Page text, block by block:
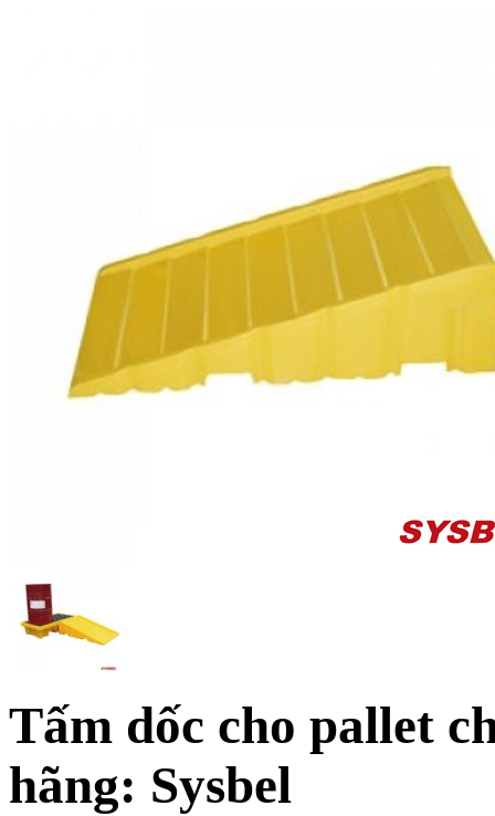
Tấm dốc cho pallet
hãng: Sysbel